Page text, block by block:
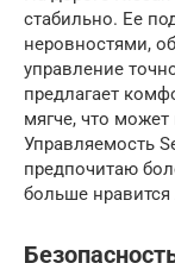
стабильно. Ее
неровностями,
управление
предлагает
мягче, что
Управляемость
предпочитаю
больше нравится